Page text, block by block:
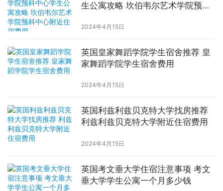
生公寓攻略 坎伯韦尔艺术学院预科
2024年4月15日
英国皇家舞蹈学院学生宿舍推荐 皇
家舞蹈学院学生宿舍费用
2024年4月15日
英国利兹利兹贝克特大学找房推荐
利兹利兹贝克特大学附近住宿费用
2024年4月15日
英国考文垂大学住宿注意事项 考文
垂大学学生公寓一个月多少钱